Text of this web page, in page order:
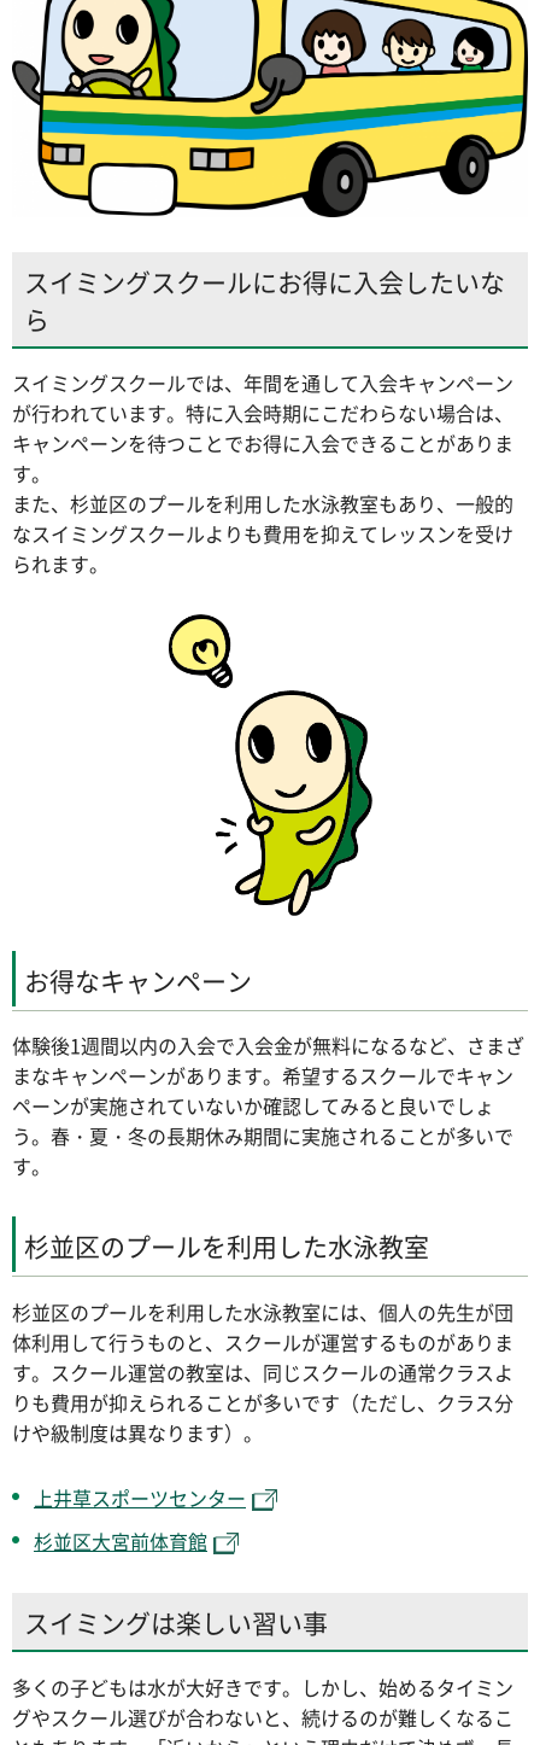
スイミングスクールにお得に入会したいな
ら
スイミングスクールでは、年間を通して入会キャンペーン
が行われています。特に入会時期にこだわらない場合は、
キャンペーンを待つことでお得に入会できることがありま
す。
また、杉並区のプールを利用した水泳教室もあり、一般的
なスイミングスクールよりも費用を抑えてレッスンを受け
られます。
お得なキャンペーン
体験後1週間以内の入会で入会金が無料になるなど、さまざ
まなキャンペーンがあります。希望するスクールでキャン
ペーンが実施されていないか確認してみると良いでしょ
う。春・夏・冬の長期休み期間に実施されることが多いで
す。
杉並区のプールを利用した水泳教室
杉並区のプールを利用した水泳教室には、個人の先生が団
体利用して行うものと、スクールが運営するものがありま
す。スクール運営の教室は、同じスクールの通常クラスよ
りも費用が抑えられることが多いです（ただし、クラス分
けや級制度は異なります）。
上井草スポーツセンター
杉並区大宮前体育館
スイミングは楽しい習い事
多くの子どもは水が大好きです。しかし、始めるタイミン
グやスクール選びが合わないと、続けるのが難しくなるこ